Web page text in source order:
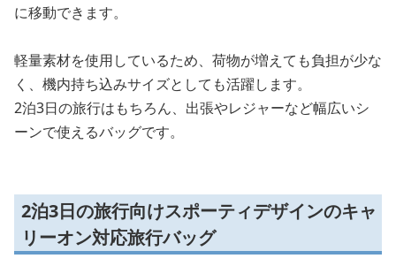
に移動できます。
軽量素材を使用しているため、荷物が増えても負担が少な
く、機内持ち込みサイズとしても活躍します。
2泊3日の旅行はもちろん、出張やレジャーなど幅広いシ
ーンで使えるバッグです。
2泊3日の旅行向けスポーティデザインのキャ
リーオン対応旅行バッグ